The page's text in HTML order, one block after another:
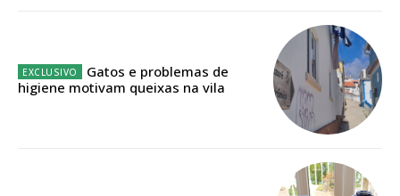
Acesso aos conteúdos Exclusivos para
assinantes
Ofertas para assinatura anual
Gatos e problemas de
higiene motivam queixas na vila